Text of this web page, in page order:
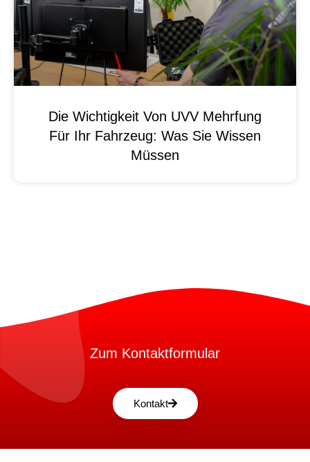
Die Wichtigkeit Von UVV Mehrfung
Für Ihr Fahrzeug: Was Sie Wissen
Müssen
Zum Kontaktformular
Kontakt